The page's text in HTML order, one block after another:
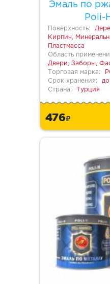
Эмаль по
Poli-
Поверхность:
Кирпич,
Пластмасса
Область
Двери, Заборы,
Торговая марка:
Срок хранения:
до
Страна:
Турция
476